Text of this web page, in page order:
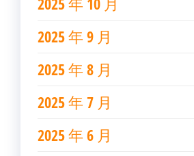
2025 年 9 月
2025 年 8 月
2025 年 7 月
2025 年 6 月